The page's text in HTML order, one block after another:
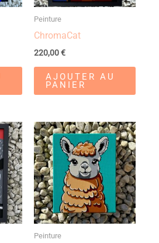
Peinture
ChromaCat
220,00€
AJOUTER AU
PANIER
Peinture